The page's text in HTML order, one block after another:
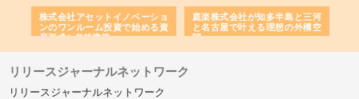
株式会社アセットイノベーショ
ンのワンルーム投資で始める資
産形成と老後準備
庭楽株式会社が知多半島と三河
と名古屋で叶える理想の外構空
間
リリースジャーナルネットワーク
リリースジャーナルネットワーク